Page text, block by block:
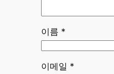
이름 *
이메일 *